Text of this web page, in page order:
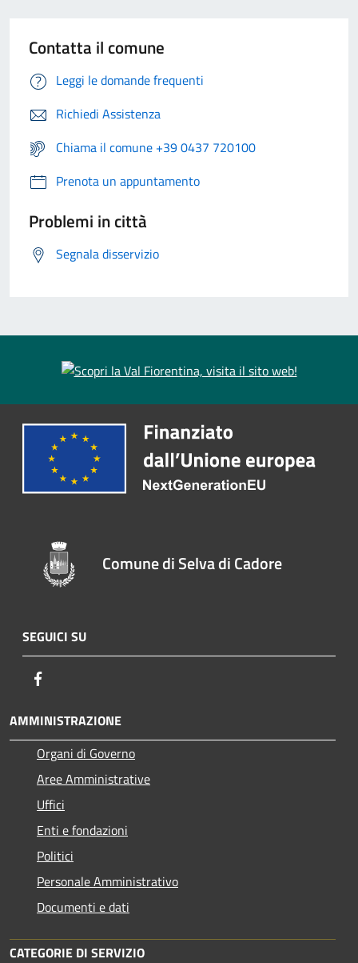
Contatta il comune
Leggi le domande frequenti
Richiedi Assistenza
Chiama il comune +39 0437 720100
Prenota un appuntamento
Problemi in città
Segnala disservizio
Comune di Selva di Cadore
SEGUICI SU
AMMINISTRAZIONE
Organi di Governo
Aree Amministrative
Uffici
Enti e fondazioni
Politici
Personale Amministrativo
Documenti e dati
CATEGORIE DI SERVIZIO